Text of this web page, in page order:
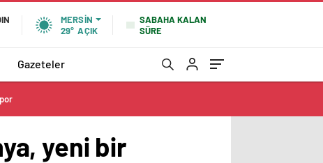
MERSIN
29° AÇIK
SABAHA KALAN
SÜRE
Gazeteler
yeni bir